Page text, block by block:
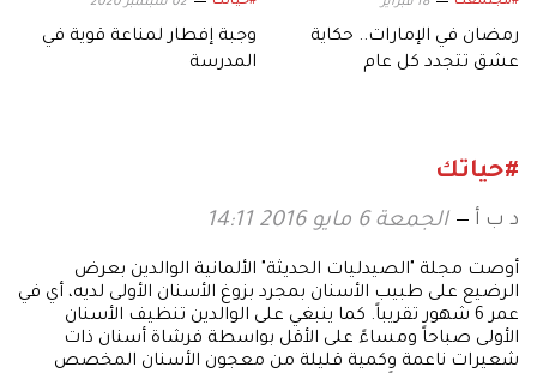
رمضان في الإمارات.. حكاية
عشق تتجدد كل عام
وجبة إفطار لمناعة قوية في
المدرسة
#حياتك
د ب أ الجمعة 6 مايو 2016 14:11
أوصت مجلة "الصيدليات الحديثة" الألمانية الوالدين بعرض
الرضيع على طبيب الأسنان بمجرد بزوغ الأسنان الأولى لديه، أي في
عمر 6 شهور تقريباً. كما ينبغي على الوالدين تنظيف الأسنان
الأولى صباحاً ومساءً على الأقل بواسطة فرشاة أسنان ذات
شعيرات ناعمة وكمية قليلة من معجون الأسنان المخصص